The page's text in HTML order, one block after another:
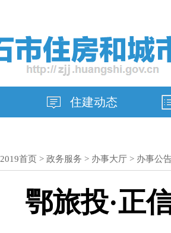
住建动态
2019首页 > 政务服务 > 办事大厅 > 办事公
鄂旅投·正